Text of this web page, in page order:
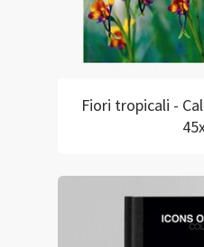
Fiori tropicali -